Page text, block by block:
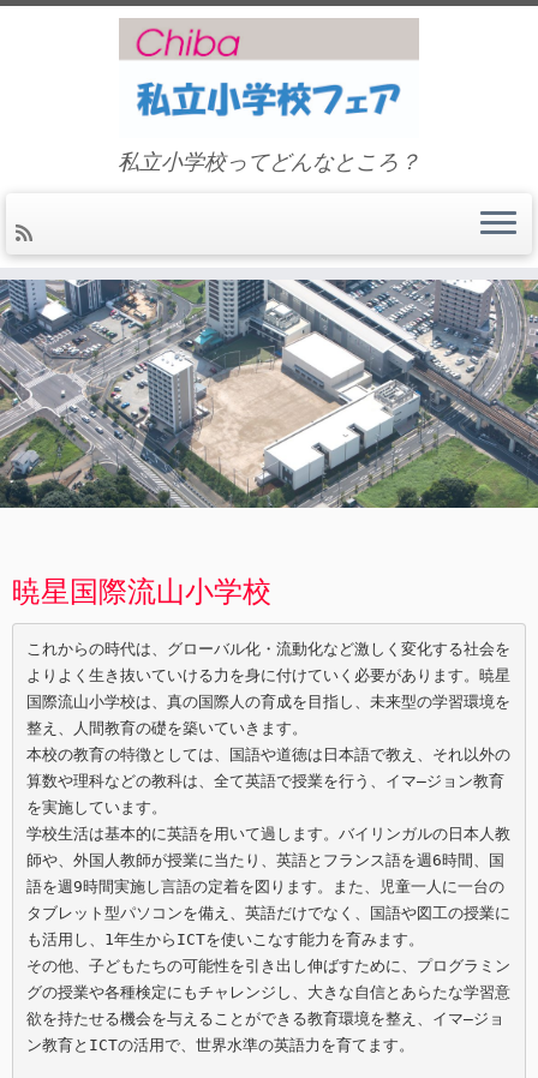
Skip
to
content
私立小学校ってどんなところ？
暁星国際流山小学校
これからの時代は、グローバル化・流動化など激しく変化する社会を
よりよく生き抜いていける力を身に付けていく必要があります。暁星
国際流山小学校は、真の国際人の育成を目指し、未来型の学習環境を
整え、人間教育の礎を築いていきます。
本校の教育の特徴としては、国語や道徳は日本語で教え、それ以外の
算数や理科などの教科は、全て英語で授業を行う、イマ―ジョン教育
を実施しています。
学校生活は基本的に英語を用いて過します。バイリンガルの日本人教
師や、外国人教師が授業に当たり、英語とフランス語を週6時間、国
語を週9時間実施し言語の定着を図ります。また、児童一人に一台の
タブレット型パソコンを備え、英語だけでなく、国語や図工の授業に
も活用し、1年生からICTを使いこなす能力を育みます。
その他、子どもたちの可能性を引き出し伸ばすために、プログラミン
グの授業や各種検定にもチャレンジし、大きな自信とあらたな学習意
欲を持たせる機会を与えることができる教育環境を整え、イマ―ジョ
ン教育とICTの活用で、世界水準の英語力を育てます。